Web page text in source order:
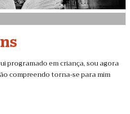
programado em criança, sou agora
compreendo torna-se para mim